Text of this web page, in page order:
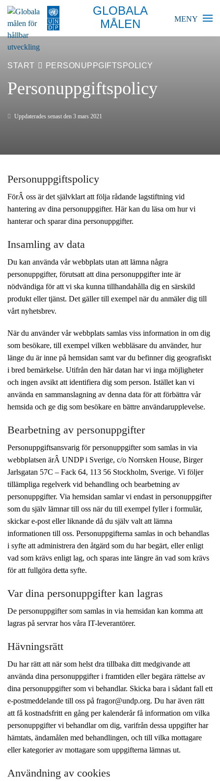
GLOBALA
MÅLEN
MENY
BLIR VÄRLDEN BÄTTRE?
GLOBALA MÅLEN
AKTUELLT
BLIR VÄRLDEN BÄTTRE?
START PERSONUPPGIFTSPOLICY
Personuppgiftspolicy
Uppdaterades senast den 3 mars 2021
Personuppgiftspolicy
FörÂ oss är det självklart att följa rådande lagstiftning vid
hantering av dina personuppgifter. Här kan du läsa om hur vi
hanterar och sparar dina personuppgifter.
Insamling av data
Du kan använda vår webbplats utan att lämna några
personuppgifter, förutsatt att dina personuppgifter inte är
nödvändiga för att vi ska kunna tillhandahålla dig en särskild
produkt eller tjänst. Det gäller till exempel när du anmäler dig till
vårt nyhetsbrev.
När du använder vår webbplats samlas viss information in om dig
som besökare, till exempel vilken webbläsare du använder, hur
länge du är inne på hemsidan samt var du befinner dig geografiskt
i bred bemärkelse. Utifrån den här datan har vi inga möjligheter
och ingen avsikt att identifiera dig som person. Istället kan vi
använda en sammanslagning av denna data för att förbättra vår
hemsida och ge dig som besökare en bättre användarupplevelse.
Bearbetning av personuppgifter
Personuppgiftsansvarig för personuppgifter som samlas in via
webbplatsen ärÂ UNDP i Sverige, c/o Norrsken House, Birger
Jarlsgatan 57C – Fack 64, 113 56 Stockholm, Sverige. Vi följer
tillämpliga regelverk vid behandling och bearbetning av
personuppgifter. Via hemsidan samlar vi endast in personuppgifter
som du själv lämnar till oss när du till exempel fyller i formulär,
skickar e-post eller liknande då du själv valt att lämna
informationen till oss. Personuppgifterna samlas in och behandlas
i syfte att administrera den åtgärd som du har begärt, eller enligt
vad som krävs enligt lag, och sparas inte längre än vad som krävs
för att fullgöra detta syfte.
Var dina personuppgifter kan lagras
De personuppgifter som samlas in via hemsidan kan komma att
lagras på servrar hos våra IT-leverantörer.
Hävningsrätt
Du har rätt att när som helst dra tillbaka ditt medgivande att
använda dina personuppgifter i framtiden eller begära rättelse av
dina personuppgifter som vi behandlar. Skicka bara i sådant fall ett
e-postmeddelande till oss på fragor@undp.org. Du har även rätt
att få kostnadsfritt en gång per kalenderår få information om vilka
personuppgifter vi behandlar om dig, varifrån dessa uppgifter har
hämtats, ändamålen med behandlingen, och till vilka mottagare
eller kategorier av mottagare som uppgifterna lämnas ut.
Användning av cookies